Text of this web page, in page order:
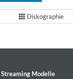
Diskographie
Streaming Modelle